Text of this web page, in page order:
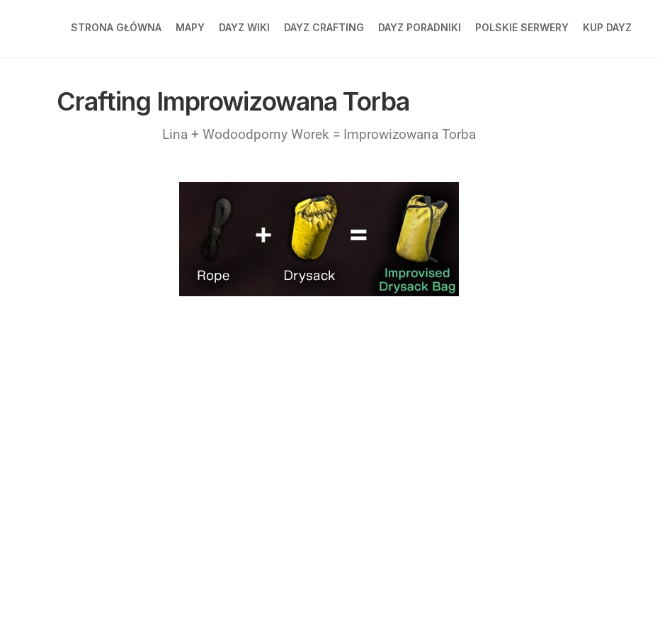
STRONA GŁÓWNA MAPY
LIVONIA
ESSEKER
NAMALSK
PRIPYAT
DAYZ WIKI DAYZ CRAFTING
PL
CRAFTING
DAYZ PORADNIKI POLSKIE SERWERY KUP DAYZ
Crafting Improwizowana Torba
Lina + Wodoodporny Worek = Improwizowana Torba